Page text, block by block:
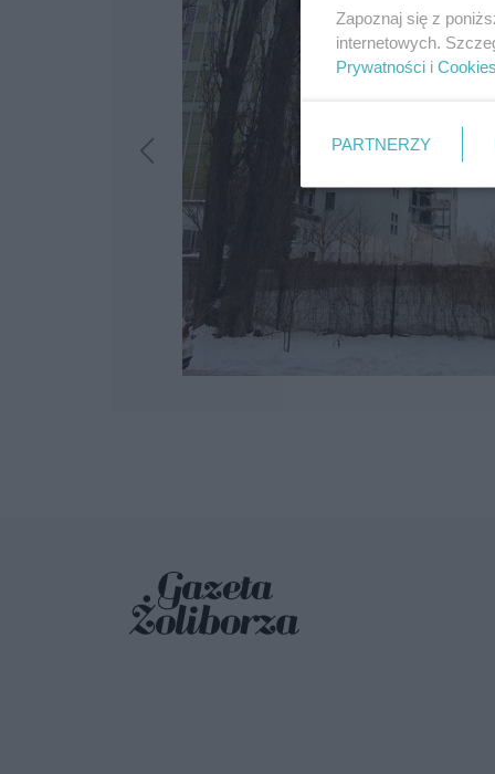
Zapoznaj się z
internetowych.
Prywatności i Cookies
PARTNERZY